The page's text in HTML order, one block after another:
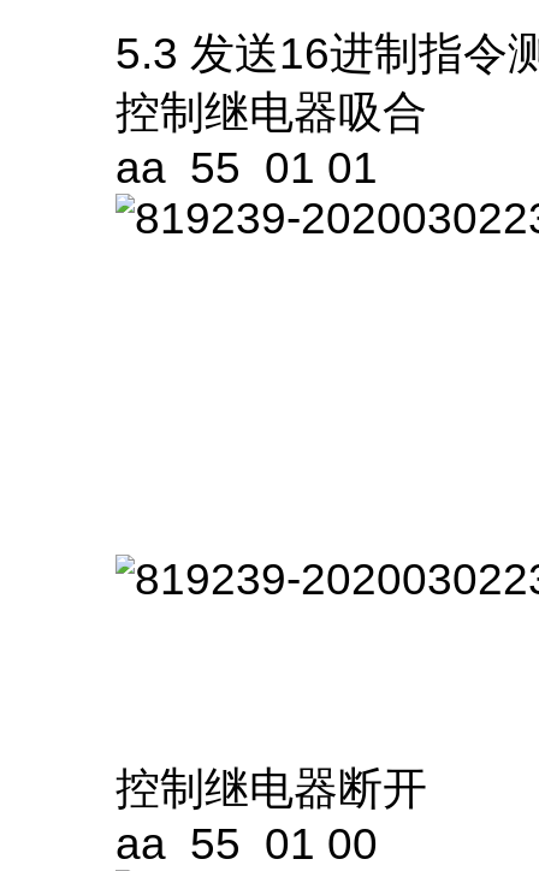
5.3 发送16进制指令
控制继电器吸合
aa 55 01 01
控制继电器断开
aa 55 01 00